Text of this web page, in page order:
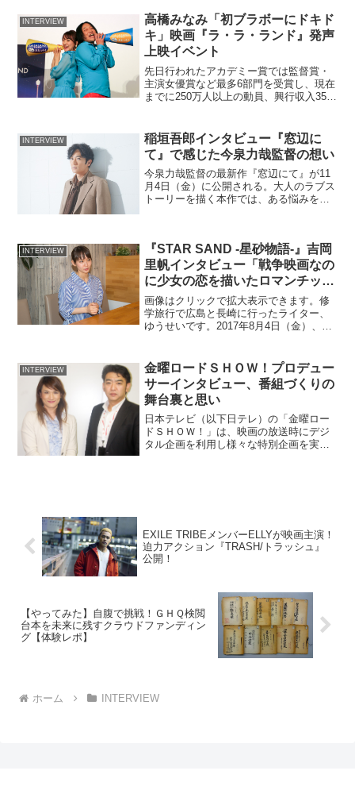
「2015年は偉大なヴィンテージ」だと
か。私はパリ同時多発...
INTERVIEW
高橋みなみ「初ブラボーにドキド
キ」映画『ラ・ラ・ランド』発声
上映イベント
先日行われたアカデミー賞では監督賞・
主演女優賞など最多6部門を受賞し、現在
までに250万人以上の動員、興行収入35億
が2017年4月2日（日）に開催。歌手でタ
レントの高橋...
INTERVIEW
稲垣吾郎インタビュー『窓辺に
て』で感じた今泉力哉監督の想い
今泉力哉監督の最新作『窓辺にて』が11
月4日（金）に公開される。大人のラブス
トーリーを描く本作では、ある悩みを持
んなのか」を考えさせ...
INTERVIEW
『STAR SAND -星砂物語-』吉岡
里帆インタビュー「戦争映画なの
に少女の恋を描いたロマンチック
なお話」
画像はクリックで拡大表示できます。修
学旅行で広島と長崎に行ったライター、
ゆうせいです。2017年8月4日（金）、戦
す。本作は『戦場のメリークリスマス』
で助監督...
INTERVIEW
金曜ロードＳＨＯＷ！プロデュー
サーインタビュー、番組づくりの
舞台裏と思い
日本テレビ（以下日テレ）の「金曜ロー
ドＳＨＯＷ！」は、映画の放送時にデジ
タル企画を利用し様々な特別企画を実施
EXILE TRIBEメンバーELLYが映画主演！
迫力アクション『TRASH/トラッシュ』
公開！
【やってみた】自腹で挑戦！ＧＨＱ検閲
台本を未来に残すクラウドファンディン
グ【体験レポ】
ホーム INTERVIEW